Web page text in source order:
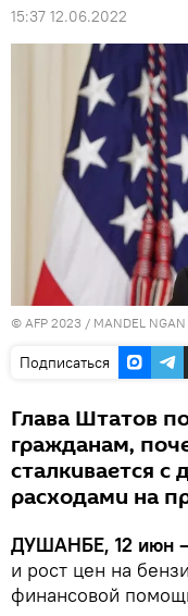
15:37 12.06.2022
© AFP 2023 / MANDEL NGAN
Подписаться
Глава Штатов
гражданам,
сталкивается
расходами на
ДУШАНБЕ, 12 июн
и рост цен на
финансовой